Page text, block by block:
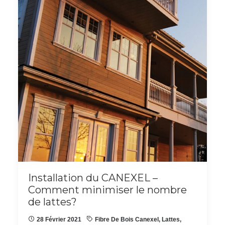
Installation du CANEXEL –
Comment minimiser le nombre
de lattes?
28 Février 2021 Fibre De Bois Canexel , Lattes,